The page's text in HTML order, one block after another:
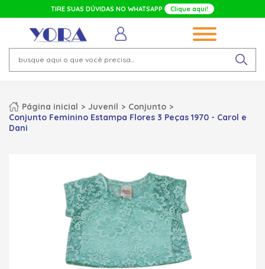
TIRE SUAS DÚVIDAS NO WHATSAPP Clique aqui!
Página inicial Juvenil
Conjunto
Conjunto Feminino Estampa Flores 3 Peças 1970 - Carol e
Dani